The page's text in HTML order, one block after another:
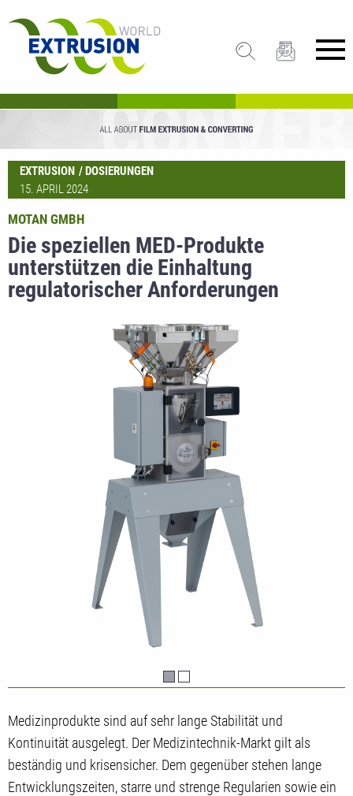
EXTRUSION
DOSIERUNGEN
15. APRIL 2024
Die speziellen MED-Produkte
unterstützen die Einhaltung
regulatorischer Anforderungen
MOTAN GMBH
Medizinprodukte sind auf sehr lange Stabilität und
Kontinuität ausgelegt. Der Medizintechnik-Markt gilt als
beständig und krisensicher. Dem gegenüber stehen lange
Entwicklungszeiten, starre und strenge Regularien sowie ein